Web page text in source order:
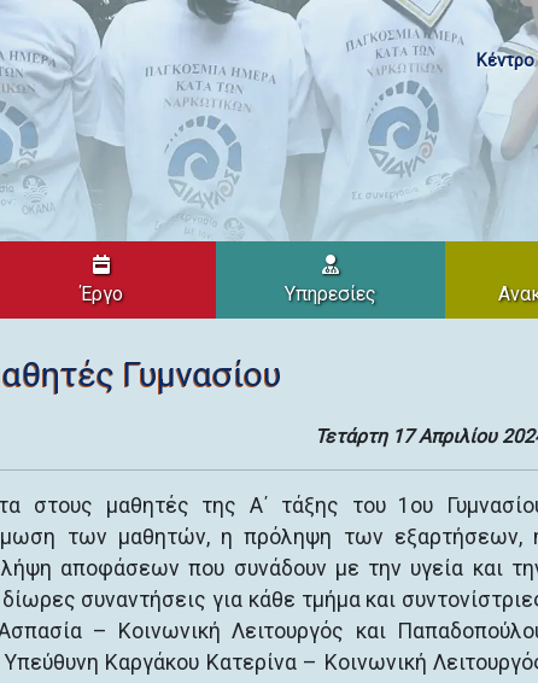
Έργο Υπηρεσίες
Γυμνασίου
Τετάρτη 17 Απριλίου
στους μαθητές της Α΄ τάξης του 1ου
των μαθητών, η πρόληψη των εξαρτήσεων,
αποφάσεων που συνάδουν με την υγεία και
συναντήσεις για κάθε τμήμα και
– Κοινωνική Λειτουργός και
Καργάκου Κατερίνα – Κοινωνική